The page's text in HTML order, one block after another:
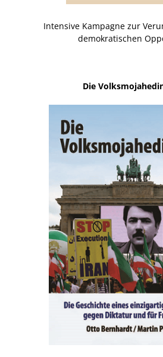
Intensive Kampagne zur
demokratischen
Die